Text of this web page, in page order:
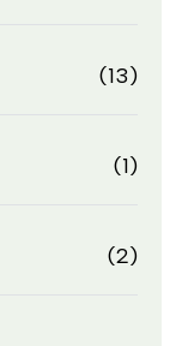
(13)
(1)
(2)